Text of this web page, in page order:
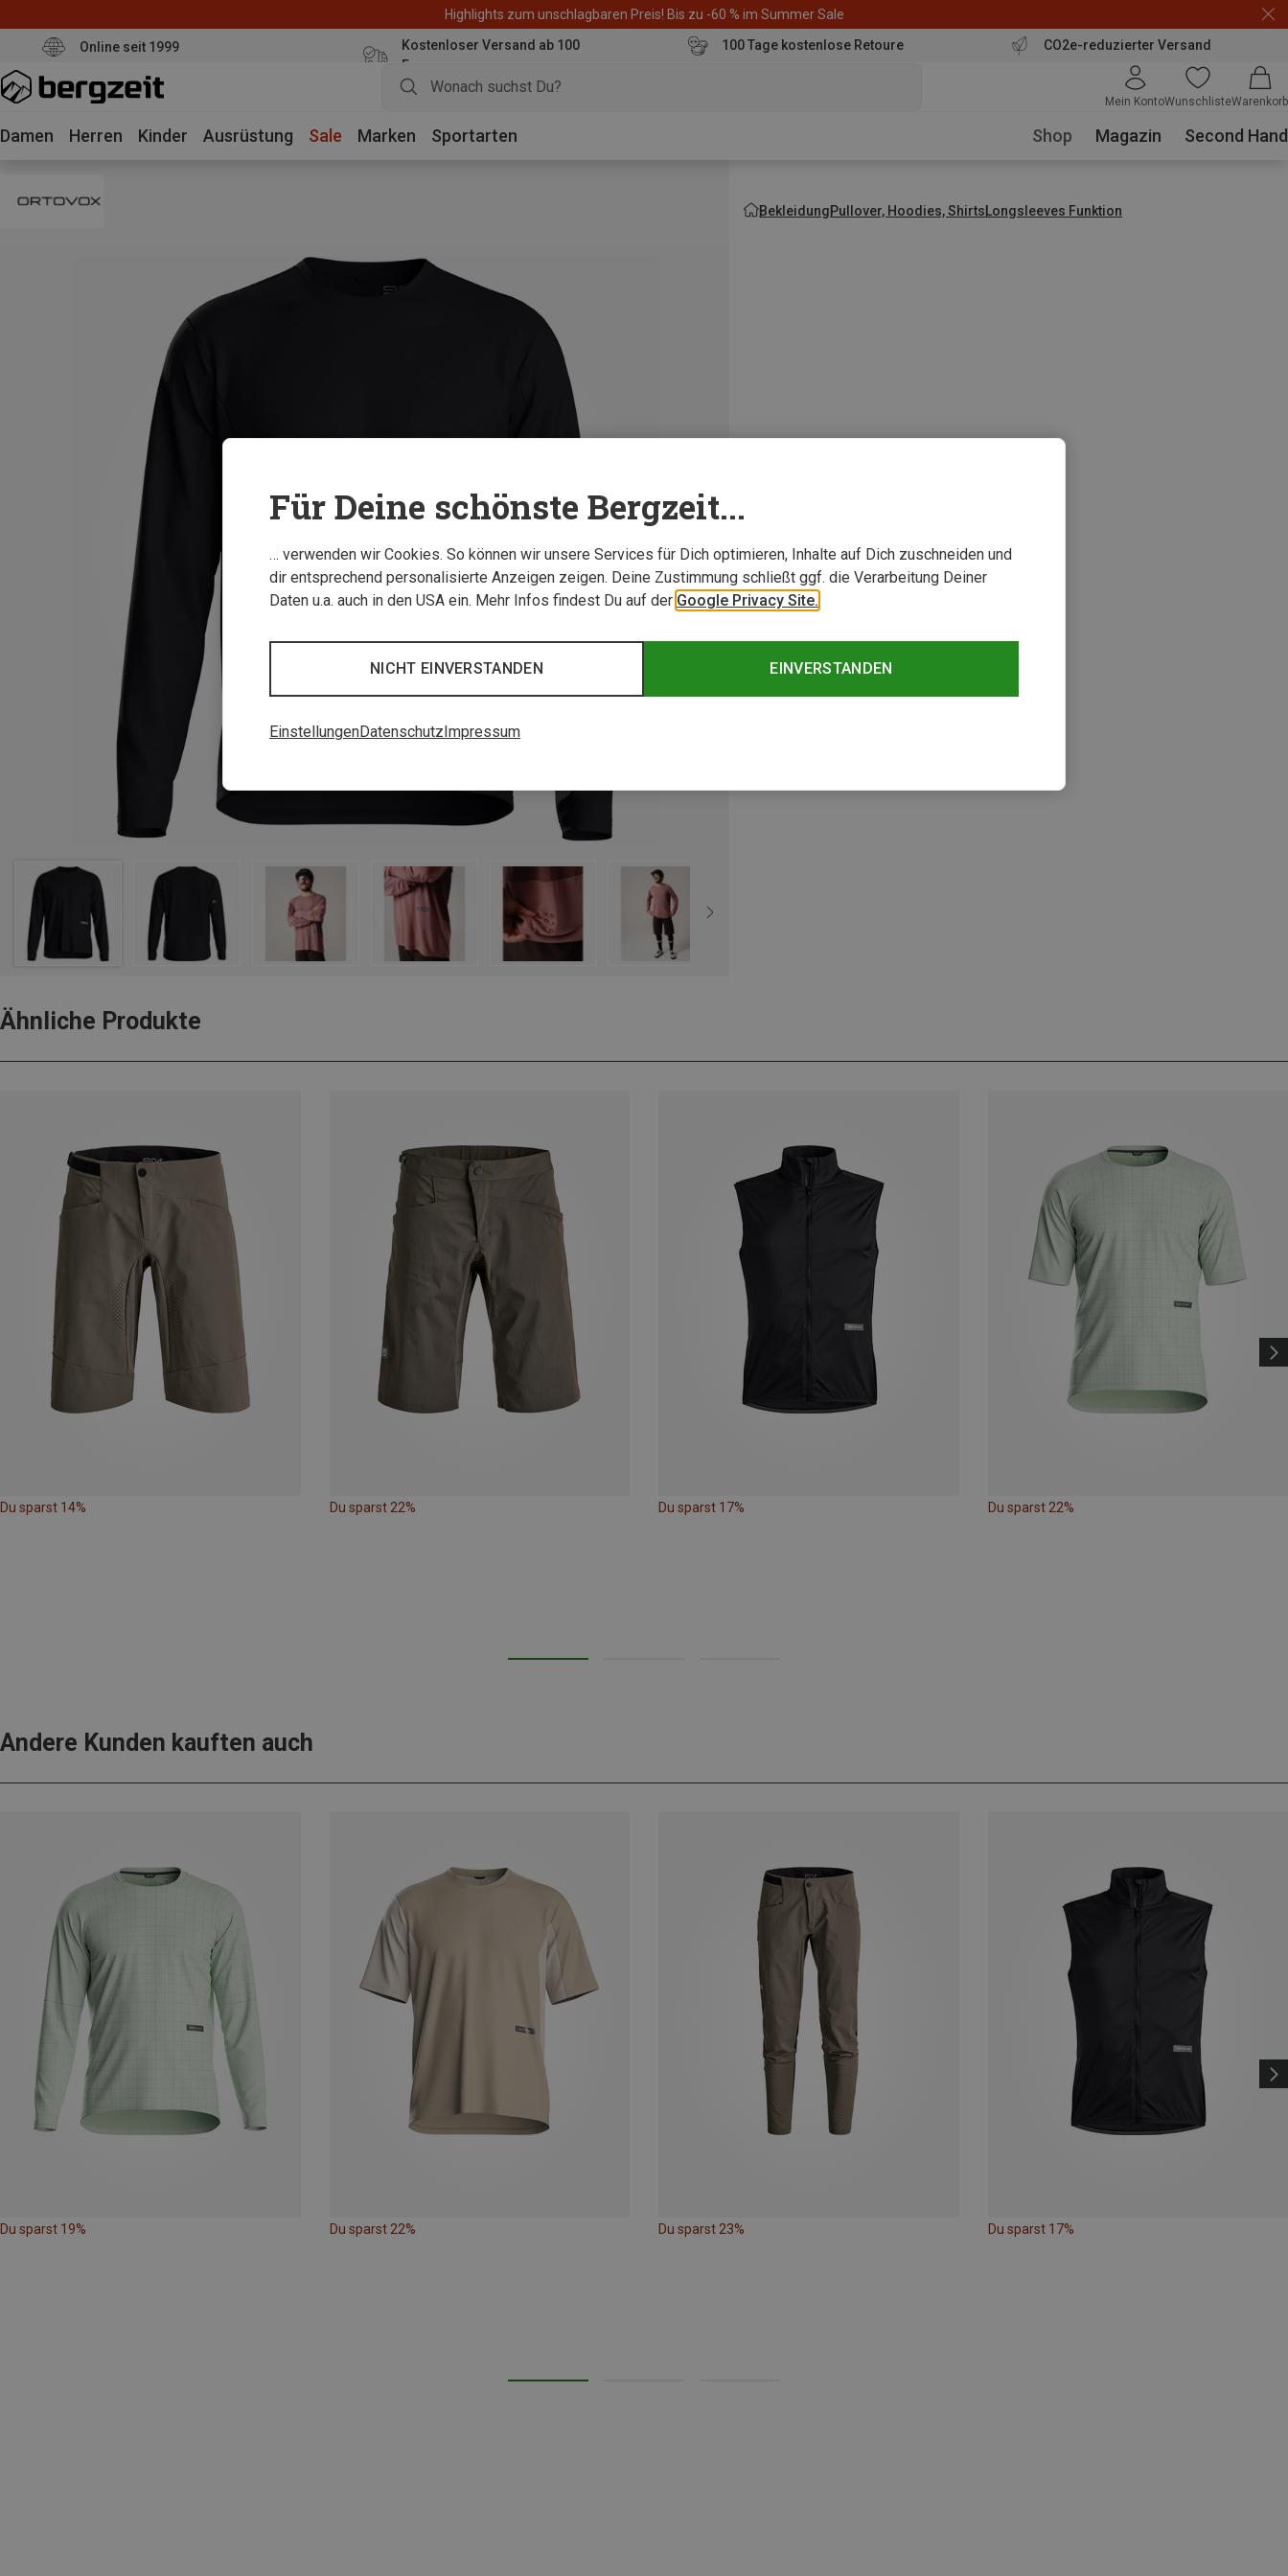
Highlights zum unschlagbaren Preis! Bis zu -60 % im Summer Sale
Online seit 1999
Kostenloser Versand ab 100
Euro
100 Tage kostenlose Retoure CO2e-reduzierter Versand
Mein KontoWunschlisteWarenkorb
Damen Herren Kinder Ausrüstung Sale Marken Sportarten Shop Magazin Second Hand
BekleidungPullover, Hoodies, ShirtsLongsleeves Funktion
Ähnliche Produkte
Du sparst 14% Du sparst 22% Du sparst 17% Du sparst 22%
Andere Kunden kauften auch
Du sparst 19% Du sparst 22% Du sparst 23% Du sparst 17%
Für Deine schönste Bergzeit...
… verwenden wir Cookies. So können wir unsere Services für Dich optimieren, Inhalte auf Dich zuschneiden und
dir entsprechend personalisierte Anzeigen zeigen. Deine Zustimmung schließt ggf. die Verarbeitung Deiner
Daten u.a. auch in den USA ein. Mehr Infos findest Du auf der Google Privacy Site.
EINVERSTANDEN
NICHT EINVERSTANDEN
EinstellungenDatenschutz Impressum